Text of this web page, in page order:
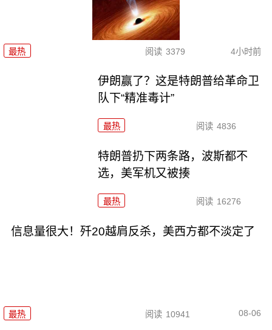
最热 阅读 3379 4小时前
伊朗赢了？这是特朗普给革命卫
队下“精准毒计”
最热 阅读 4836
特朗普扔下两条路，波斯都不
选，美军机又被揍
最热 阅读 16276
信息量很大！歼20越肩反杀，美西方都不淡定了
最热 阅读 10941 08-06